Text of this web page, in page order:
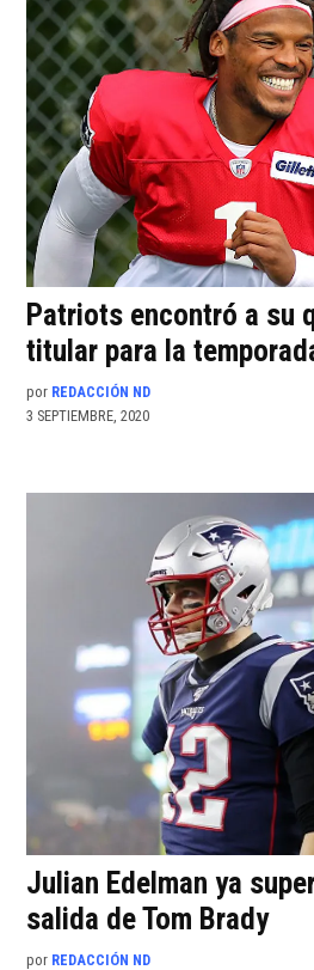
Patriots encontró a su
titular para la
por REDACCIÓN ND
3 SEPTIEMBRE, 2020
Julian Edelman ya
salida de Tom Brady
por REDACCIÓN ND